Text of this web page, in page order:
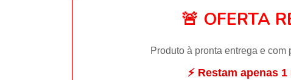
🚨 OFERTA
Produto à pronta entrega e
⚡ Restam apenas